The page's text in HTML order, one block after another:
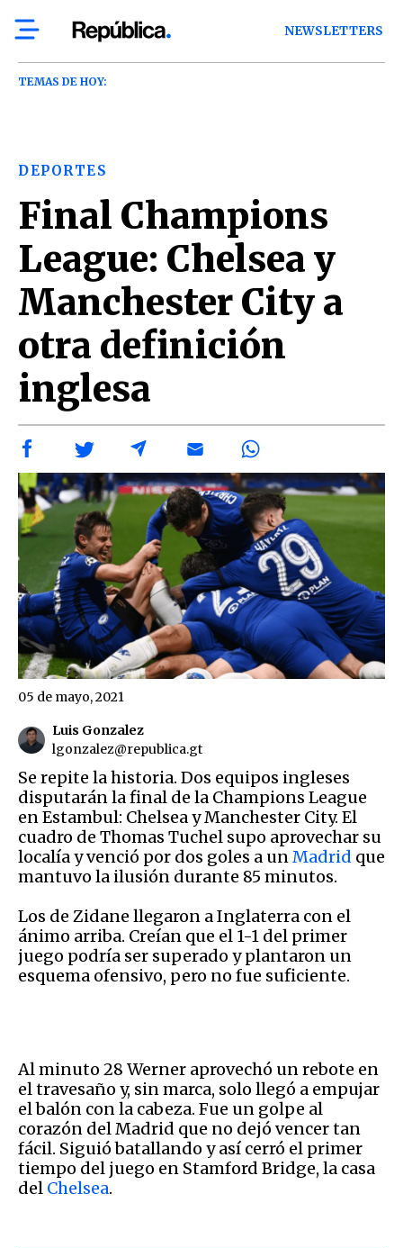
NEWSLETTERS
TEMAS DE HOY:
DEPORTES
Final Champions
League: Chelsea y
Manchester City a
otra definición
inglesa
Luis Gonzalez
lgonzalez@republica.gt
05 de mayo, 2021
Se repite la historia. Dos equipos ingleses
disputarán la final de la Champions League
en Estambul: Chelsea y Manchester City. El
cuadro de Thomas Tuchel supo aprovechar su
localía y venció por dos goles a unMadrid que
mantuvo la ilusión durante 85 minutos.
Los de Zidane llegaron a Inglaterra con el
ánimo arriba. Creían que el 1-1 del primer
juego podría ser superado y plantaron un
esquema ofensivo, pero no fue suficiente.
Al minuto 28 Werner aprovechó un rebote en
el travesaño y, sin marca, solo llegó a empujar
el balón con la cabeza. Fue un golpe al
corazón del Madrid que no dejó vencer tan
fácil. Siguió batallando y así cerró el primer
tiempo del juego en Stamford Bridge, la casa
del Chelsea.